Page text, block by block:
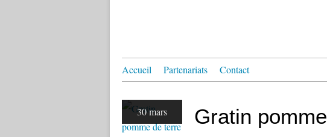
Accueil Partenariats Contact
30 mars
Gratin